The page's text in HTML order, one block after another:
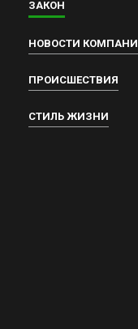
ЗАКОН
НОВОСТИ
ПРОИСШЕСТВИЯ
СТИЛЬ ЖИЗНИ